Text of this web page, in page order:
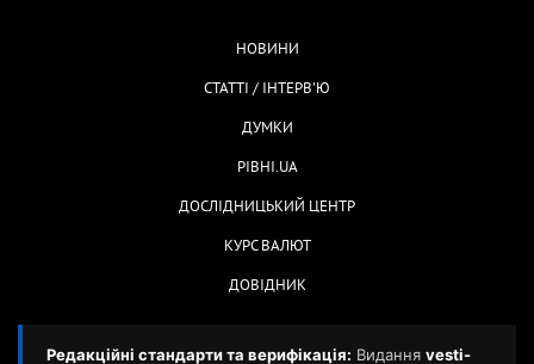
НОВИНИ
СТАТТІ / ІНТЕРВ'Ю
ДУМКИ
РІВНІ.UA
ДОСЛІДНИЦЬКИЙ ЦЕНТР
КУРС ВАЛЮТ
ДОВІДНИК
Редакційні стандарти та верифікація: Видання vesti-